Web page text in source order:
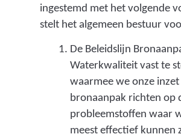
ingestemd met het volgende
stelt het algemeen bestuur
De Beleidslijn
Waterkwaliteit vast te
waarmee we onze
bronaanpak richten op
probleemstoffen waar
meest effectief kunnen